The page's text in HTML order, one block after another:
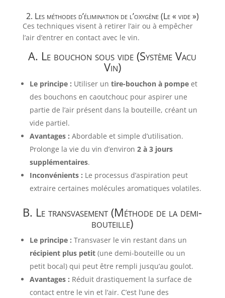
2. Les méthodes d’élimination de l’oxygène (Le « vide »)
Ces techniques visent à retirer l’air ou à empêcher
l’air d’entrer en contact avec le vin.
A. Le bouchon sous vide (Système Vacu
Vin)
Le principe : Utiliser un tire-bouchon à pompeet
des bouchons en caoutchouc pour aspirer une
partie de l’air présent dans la bouteille, créant un
vide partiel.
Avantages : Abordable et simple d’utilisation.
Prolonge la vie du vin d’environ 2 à 3 jours
supplémentaires.
Inconvénients : Le processus d’aspiration peut
extraire certaines molécules aromatiques volatiles.
B. Le transvasement (Méthode de la demi-
bouteille)
Le principe : Transvaser le vin restant dans un
récipient plus petit(une demi-bouteille ou un
petit bocal) qui peut être rempli jusqu’au goulot.
Avantages : Réduit drastiquement la surface de
contact entre le vin et l’air. C’est l’une des